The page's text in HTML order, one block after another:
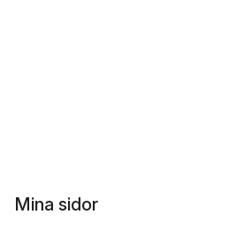
Mina sidor